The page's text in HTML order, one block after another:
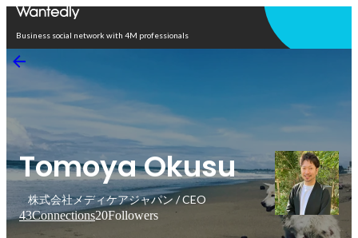
Business social network with 4M professionals
Tomoya Okusu
株式会社メディケアジャパン / CEO
43Connections20Followers